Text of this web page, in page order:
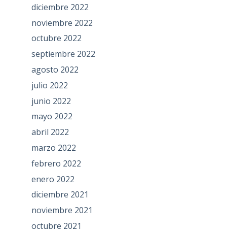
diciembre 2022
noviembre 2022
octubre 2022
septiembre 2022
agosto 2022
julio 2022
junio 2022
mayo 2022
abril 2022
marzo 2022
febrero 2022
enero 2022
diciembre 2021
noviembre 2021
octubre 2021